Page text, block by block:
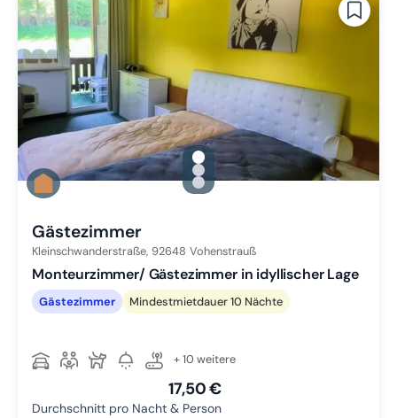
gallery.slide_selector
Zu Slide 1 wechseln
Zu Slide 2 wechseln
Zu Slide 3 wechseln
Gästezimmer
Kleinschwanderstraße, 92648 Vohenstrauß
Monteurzimmer/ Gästezimmer in idyllischer Lage
Gästezimmer Mindestmietdauer 10 Nächte
+ 10 weitere
17,50 €
Durchschnitt pro Nacht & Person